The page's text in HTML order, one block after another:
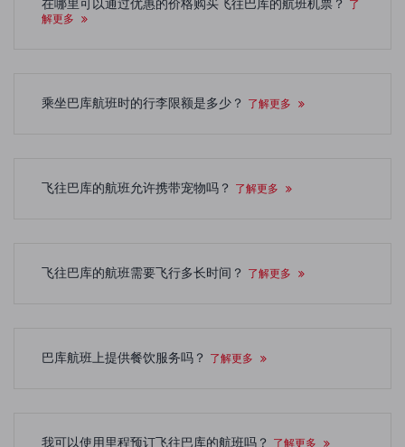
在哪里可以通过优惠的价格购买飞往巴库的航班机票？ 了
解更多
乘坐巴库航班时的行李限额是多少？ 了解更多
飞往巴库的航班允许携带宠物吗？ 了解更多
飞往巴库的航班需要飞行多长时间？ 了解更多
巴库航班上提供餐饮服务吗？ 了解更多
我可以使用里程预订飞往巴库的航班吗？ 了解更多